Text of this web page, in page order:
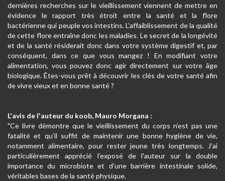
dernières recherches sur le vieillissement viennent de mettre en
évidence le rapport très étroit entre la santé et la flore
bactérienne qui peuple vos intestins. L’affaiblissement de la qualité
de cette flore entraîne donc les maladies. Le secret de la longévité
et de la santé résiderait donc dans votre système digestif et, par
conséquent, dans ce que vous mangez ! En modifiant votre
alimentation, vous pouvez donc agir directement sur votre âge
biologique. Êtes-vous prêt à découvrir les clés de votre santé afin
de vivre vieux et en bonne santé ?
L'avis de l'auteur du koob, Mauro Morgana :
"Ce livre démontre que le vieillissement du corps n’est pas une
fatalité et qu’il suffit de maintenir une bonne hygiène de vie,
notamment alimentaire, pour rester jeune très longtemps. J’ai
particulièrement apprécié l’exposé de l'auteur sur la double
importance du microbiote et d’une barrière intestinale solide,
véritables bases de la santé physique.